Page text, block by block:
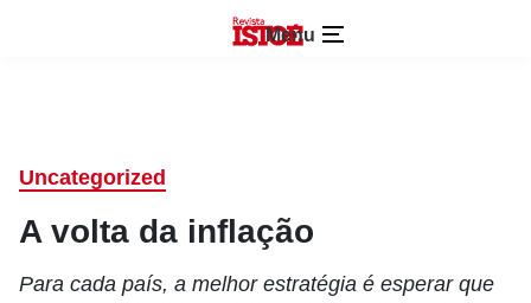
Menu
Uncategorized
A volta da inflação
Para cada país, a melhor estratégia é esperar que